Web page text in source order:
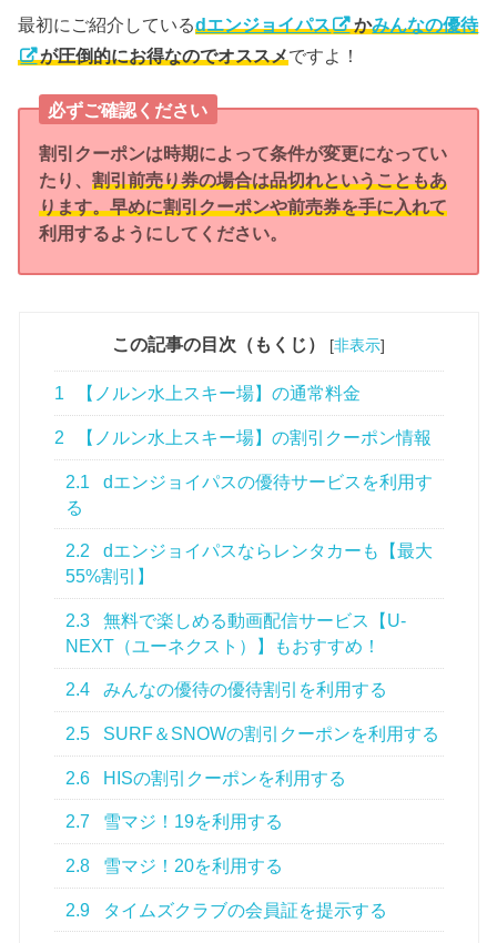
最初にご紹介しているdエンジョイパス かみんなの優待
が圧倒的にお得なのでオススメですよ！
必ずご確認ください
割引クーポンは時期によって条件が変更になってい
たり、割引前売り券の場合は品切れということもあ
ります。早めに割引クーポンや前売券を手に入れて
利用するようにしてください。
この記事の目次（もくじ） [非表示]
1 【ノルン水上スキー場】の通常料金
2 【ノルン水上スキー場】の割引クーポン情報
2.1
dエンジョイパスの優待サービスを利用す
る
2.2
dエンジョイパスならレンタカーも【最大
55%割引】
2.3
無料で楽しめる動画配信サービス【U-
NEXT（ユーネクスト）】もおすすめ！
2.4 みんなの優待の優待割引を利用する
2.5 SURF＆SNOWの割引クーポンを利用する
2.6 HISの割引クーポンを利用する
2.7 雪マジ！19を利用する
2.8 雪マジ！20を利用する
2.9 タイムズクラブの会員証を提示する